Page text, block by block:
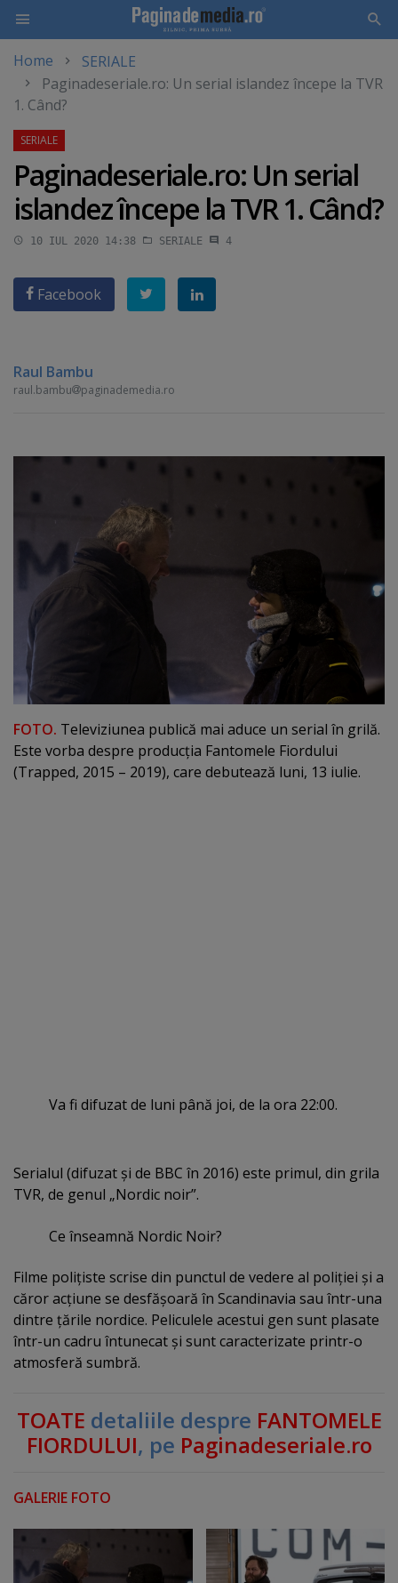
main
content
Home
SERIALE
Paginadeseriale.ro: Un serial islandez începe la TVR
1. Când?
Paginadeseriale.ro: Un serial
islandez începe la TVR 1. Când?
10 IUL 2020 14:38 SERIALE 4
Facebook
Raul Bambu
raul.bambu paginademedia.ro
FOTO. Televiziunea publică mai aduce un serial în grilă.
Este vorba despre producţia Fantomele Fiordului
(Trapped, 2015 – 2019), care debutează luni, 13 iulie.
Va fi difuzat de luni până joi, de la ora 22:00.
Serialul (difuzat şi de BBC în 2016) este primul, din grila
TVR, de genul „Nordic noir”.
Ce înseamnă Nordic Noir?
Filme poliţiste scrise din punctul de vedere al poliţiei şi a
căror acţiune se desfăşoară în Scandinavia sau într-una
dintre ţările nordice. Peliculele acestui gen sunt plasate
într-un cadru întunecat şi sunt caracterizate printr-o
atmosferă sumbră.
TOATE detaliile despre FANTOMELE
FIORDULUI, pe Paginadeseriale.ro
GALERIE FOTO